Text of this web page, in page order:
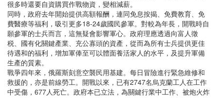
很多時還要自資購買作戰物資，變相減薪。
同時，政府去年開始提供高額報酬，連同免息按揭、免費教育、免
費醫療等福利，吸引更多18-24歲國民參軍。對較為年長，開戰時自
願參軍的士兵而言，這無疑會影響軍心。政府理應透過向富人徵
税、國有化關鍵產業、充公寡頭的資產，從而為所有士兵提供更佳
待遇和的福利，增加軍俸至可以體面養活家人的水平，及提升軍備
生產的質素。
戰爭四年來，俄羅斯刻意空襲民用基建。每日冒險進行緊急維修和
救援的，亦是前線勞工。開戰以來，已有2747名烏克蘭工人在工作
中受傷，677人死亡。政府本已立法，為關鍵行業中工作、被炮火炸